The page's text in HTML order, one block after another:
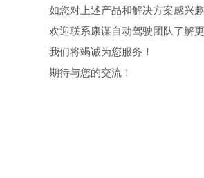
如您对上述产品和解决方案感兴趣
欢迎联系康谋自动驾驶团队了解更
我们将竭诚为您服务！
期待与您的交流！